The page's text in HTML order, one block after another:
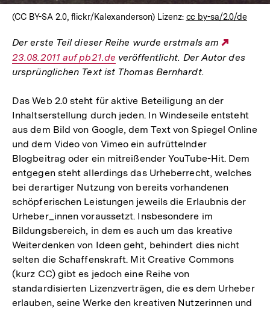
(CC BY-SA 2.0, flickr/Kalexanderson) Lizenz: cc by-sa/2.0/de
Der erste Teil dieser Reihe wurde erstmals am
Link:
23.08.2011 auf pb21.de veröffentlicht. Der Autor des
ursprünglichen Text ist Thomas Bernhardt.
Das Web 2.0 steht für aktive Beteiligung an der
Inhaltserstellung durch jeden. In Windeseile entsteht
aus dem Bild von Google, dem Text von Spiegel Online
und dem Video von Vimeo ein aufrüttelnder
Blogbeitrag oder ein mitreißender YouTube-Hit. Dem
entgegen steht allerdings das Urheberrecht, welches
bei derartiger Nutzung von bereits vorhandenen
schöpferischen Leistungen jeweils die Erlaubnis der
Urheber_innen voraussetzt. Insbesondere im
Bildungsbereich, in dem es auch um das kreative
Weiterdenken von Ideen geht, behindert dies nicht
selten die Schaffenskraft. Mit Creative Commons
(kurz CC) gibt es jedoch eine Reihe von
standardisierten Lizenzverträgen, die es dem Urheber
erlauben, seine Werke den kreativen Nutzerinnen und